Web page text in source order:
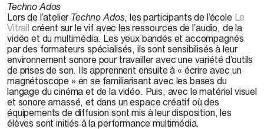
Techno Ados
Lors de l’atelier Techno Ados, les participants de l’école Le
Vitrail créent sur le vif avec les ressources de l’audio, de la
vidéo et du multimédia. Les yeux bandés et accompagnés
par des formateurs spécialisés, ils sont sensibilisés à leur
environnement sonore pour travailler avec une variété d’outils
de prises de son. Ils apprennent ensuite à « écrire avec un
magnétoscope » en se familiarisant avec les bases du
langage du cinéma et de la vidéo. Puis, avec le matériel visuel
et sonore amassé, et dans un espace créatif où des
équipements de diffusion sont mis à leur disposition, les
élèves sont initiés à la performance multimédia.